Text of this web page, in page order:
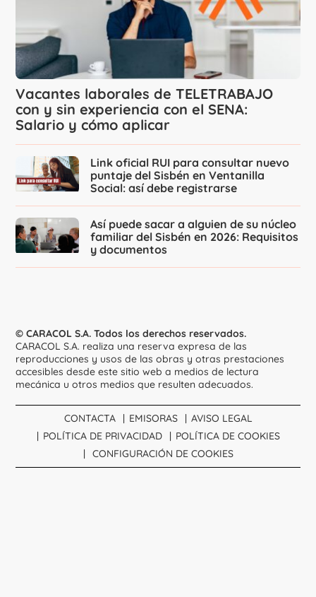
Vacantes laborales de TELETRABAJO
con y sin experiencia con el SENA:
Salario y cómo aplicar
Link oficial RUI para consultar nuevo
puntaje del Sisbén en Ventanilla
Social: así debe registrarse
Así puede sacar a alguien de su núcleo
familiar del Sisbén en 2026: Requisitos
y documentos
© CARACOL S.A. Todos los derechos reservados.
CARACOL S.A. realiza una reserva expresa de las
reproducciones y usos de las obras y otras prestaciones
accesibles desde este sitio web a medios de lectura
mecánica u otros medios que resulten adecuados.
CONTACTA EMISORAS
AVISO LEGAL
POLÍTICA DE PRIVACIDAD
POLÍTICA DE COOKIES
CONFIGURACIÓN DE COOKIES